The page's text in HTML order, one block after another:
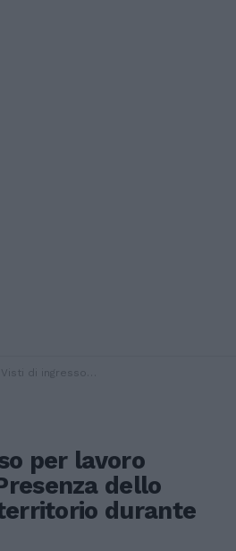
Visti di ingresso per lavoro subordinato. Presenza dello straniero sul territorio durante l’iter aut
per lavoro
dello
durante